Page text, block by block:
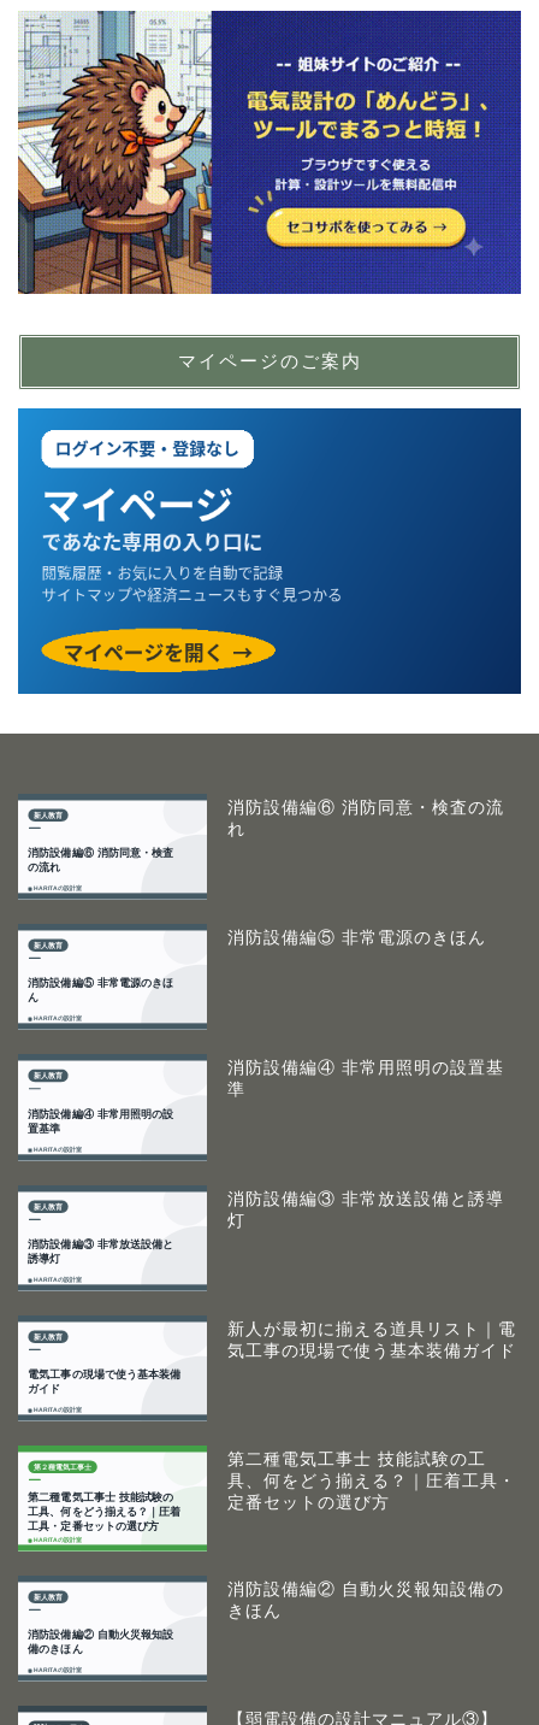
マイページのご案内
消防設備編⑥ 消防同意・検査の流
れ
消防設備編⑤ 非常電源のきほん
消防設備編④ 非常用照明の設置基
準
消防設備編③ 非常放送設備と誘導
灯
新人が最初に揃える道具リスト｜電
気工事の現場で使う基本装備ガイド
第二種電気工事士 技能試験の工
具、何をどう揃える？｜圧着工具・
定番セットの選び方
消防設備編② 自動火災報知設備の
きほん
【弱電設備の設計マニュアル③】